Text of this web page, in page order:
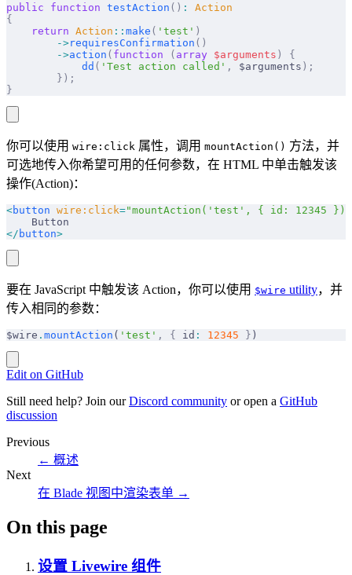
public function testAction () :
Action
{
    return
Action :: make ( 'test' )
        ->
requiresConfirmation ()
        ->
action ( function ( array $arguments )
{
            dd
( 'Test action called' , $arguments );
        });
}
你可以使用 wire:click 属性，调用 mountAction() 方法，并
可选地传入你希望可用的任何参数，在 HTML 中单击触发该
操作(Action)：
<button wire:click="mountAction('test', { id: 12345 })"
    Button
</ button>
要在 JavaScript 中触发该 Action，你可以使用 $wire utility，并
传入相同的参数：
$wire . mountAction ( 'test' , { id : 12345 } )
Edit on GitHub
Still need help? Join ourDiscord community or open a GitHub
discussion
Previous
← 概述
Next
在 Blade 视图中渲染表单 →
On this page
设置 Livewire 组件